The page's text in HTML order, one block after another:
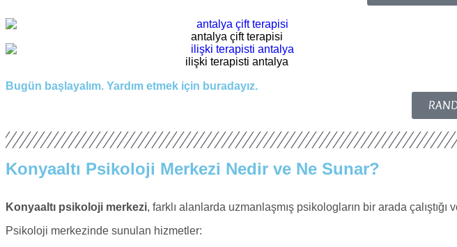
antalya çift terapisi
ilişki terapisti antalya
Bugün başlayalım. Yardım etmek için buradayız.
Konyaaltı Psikoloji Merkezi Nedir ve Ne Sunar?
Konyaaltı psikoloji merkezi, farklı alanlarda uzmanlaşmış psikologların bir arada
Psikoloji merkezinde sunulan hizmetler: